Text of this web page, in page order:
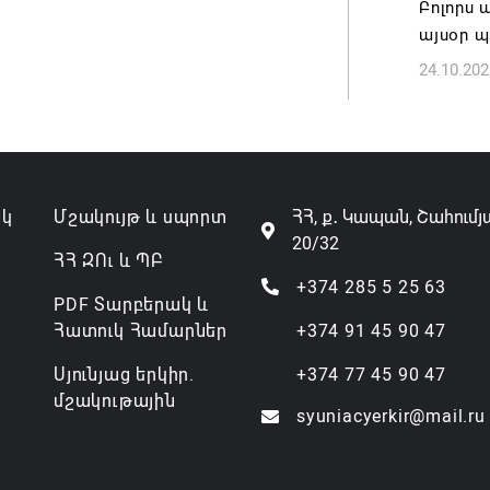
Բոլորս
այսօր
Մշակույթ և սպորտ
ՀՀ ԶՈւ և ՊԲ
PDF Տարբերակ և
Հատուկ Համարներ
Սյունյաց երկիր.
մշակութային
ՀՀ, ք․ Կապան,
20/32
+374 285 5 25 63
+374 91 45 90 47
+374 77 45 90 47
syuniacyerkir@mail.ru